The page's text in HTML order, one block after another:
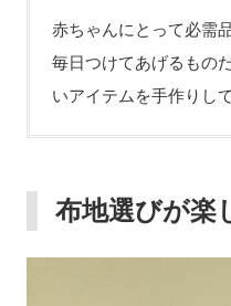
赤ちゃんにとって必需
毎日つけてあげるもの
いアイテムを手作りし
布地選びが楽